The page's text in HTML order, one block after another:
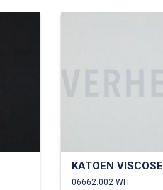
KATOEN VISCOSE
06662.002 WIT